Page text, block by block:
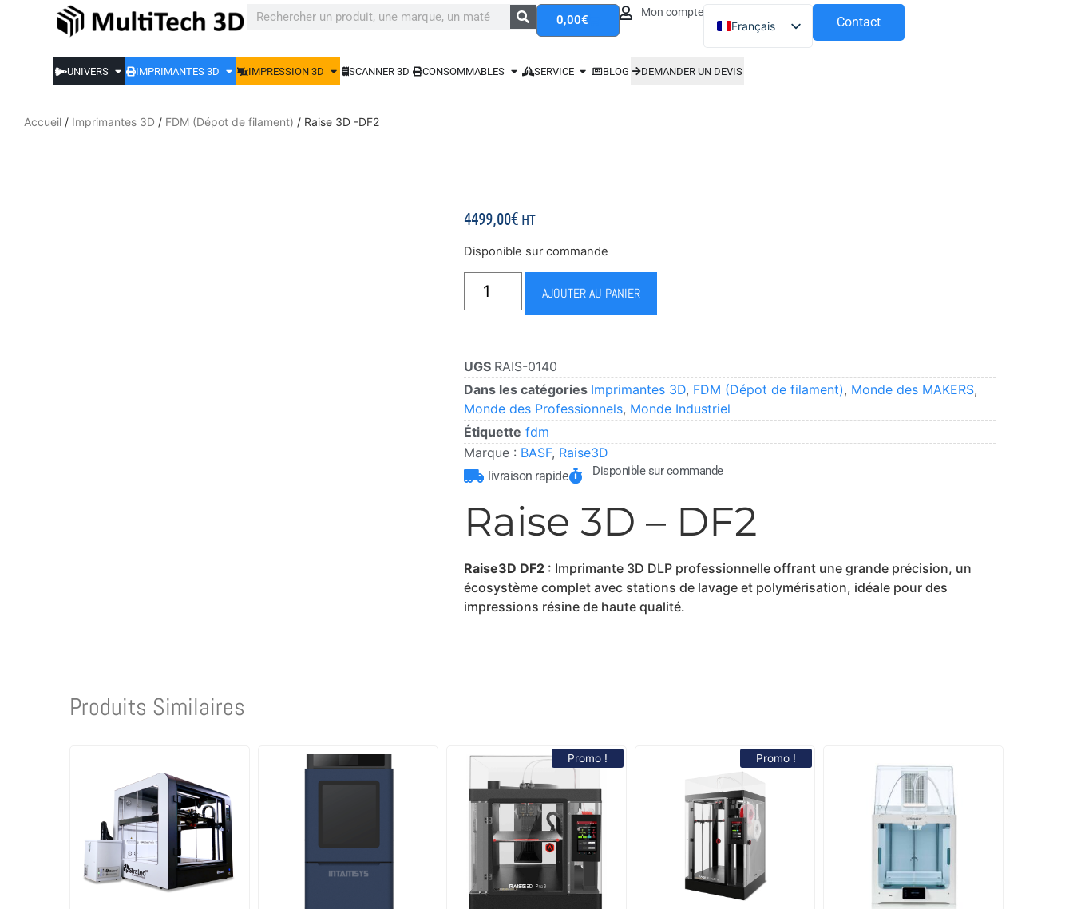
0,00€
Mon compte
Français
Español
Contact
UNIVERS IMPRIMANTES 3D IMPRESSION 3D SCANNER 3D CONSOMMABLES SERVICE BLOG DEMANDER UN DEVIS
Accueil / Imprimantes 3D / FDM (Dépot de filament) / Raise 3D -DF2
4499,00€ HT
Disponible sur commande
AJOUTER AU PANIER
UGS RAIS-0140
Dans les catégories Imprimantes 3D, FDM (Dépot de filament), Monde des MAKERS,
Monde des Professionnels, Monde Industriel
Étiquette fdm
Marque : BASF, Raise3D
livraison rapide Disponible sur commande
Raise 3D – DF2
Raise3D DF2 : Imprimante 3D DLP professionnelle offrant une grande précision, un
écosystème complet avec stations de lavage et polymérisation, idéale pour des
impressions résine de haute qualité.
Produits Similaires
Promo ! Promo !